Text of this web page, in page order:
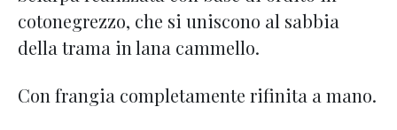
cotonegrezzo, che si uniscono al sabbia
della trama in lana cammello.
Con frangia completamente rifinita a mano.